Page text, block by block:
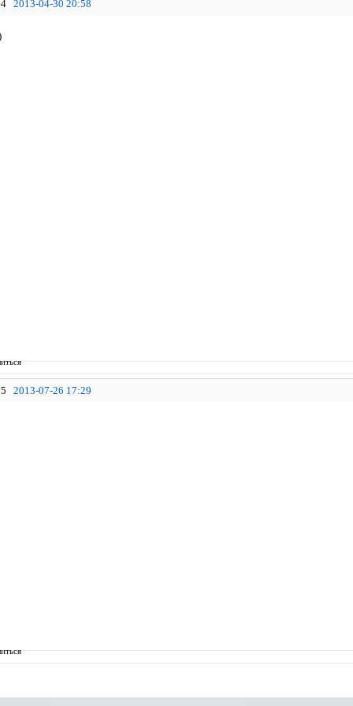
4 2013-04-30 20:58
5 2013-07-26 17:29